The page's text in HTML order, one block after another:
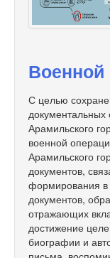
С целью
документальных
Арамильского
военной
Арамильского
документов,
формирования в
документов,
отражающих
достижение
биографии и